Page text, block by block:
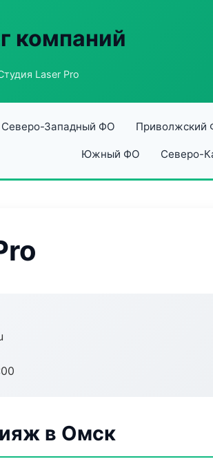
компаний
Laser Pro
Северо-Западный ФО Приволжский
Южный ФО Северо-
в Омск